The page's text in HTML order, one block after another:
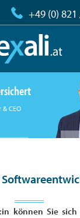
+49 (0)
CEO
können Sie